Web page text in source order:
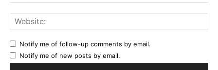
Notify me of follow-up comments by email.
Notify me of new posts by email.